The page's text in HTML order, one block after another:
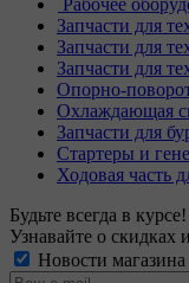
Запчасти для
Запчасти для
Запчасти для
Опорно-
Охлаждающая
Запчасти для
Стартеры и
Ходовая часть
Будьте всегда в курсе!
Узнавайте о скидках
Новости магазина